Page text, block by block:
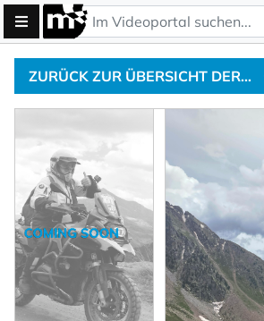
ZURÜCK ZUR ÜBERSICHT DER ALPENPÄSSE